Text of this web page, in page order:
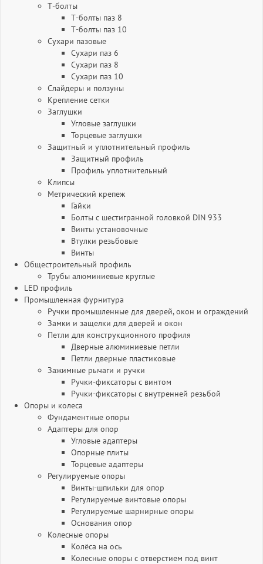
Т-болты
Т-болты паз 8
Т-болты паз 10
Сухари пазовые
Сухари паз 6
Сухари паз 8
Сухари паз 10
Слайдеры и ползуны
Крепление сетки
Заглушки
Угловые заглушки
Торцевые заглушки
Защитный и уплотнительный профиль
Защитный профиль
Профиль уплотнительный
Клипсы
Метрический крепеж
Гайки
Болты с шестигранной головкой DIN 933
Винты установочные
Втулки резьбовые
Винты
Общестроительный профиль
Трубы алюминиевые круглые
LED профиль
Промышленная фурнитура
Ручки промышленные для дверей, окон и ограждений
Замки и защелки для дверей и окон
Петли для конструкционного профиля
Дверные алюминиевые петли
Петли дверные пластиковые
Зажимные рычаги и ручки
Ручки-фиксаторы c винтом
Ручки-фиксаторы c внутренней резьбой
Опоры и колеса
Фундаментные опоры
Адаптеры для опор
Угловые адаптеры
Опорные плиты
Торцевые адаптеры
Регулируемые опоры
Винты-шпильки для опор
Регулируемые винтовые опоры
Регулируемые шарнирные опоры
Основания опор
Колесные опоры
Колёса на ось
Колесные опоры с отверстием под винт